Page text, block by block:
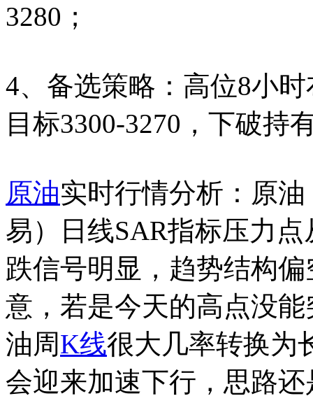
3280；
4、备选策略：高位8小
目标3300-3270，下破持
原油实时行情分析：原油
易）
日线SAR指标压力
跌信号明显，趋势结构
意，若是今天的高点没
油周K线很大几率转换为
会迎来加速下行，思路